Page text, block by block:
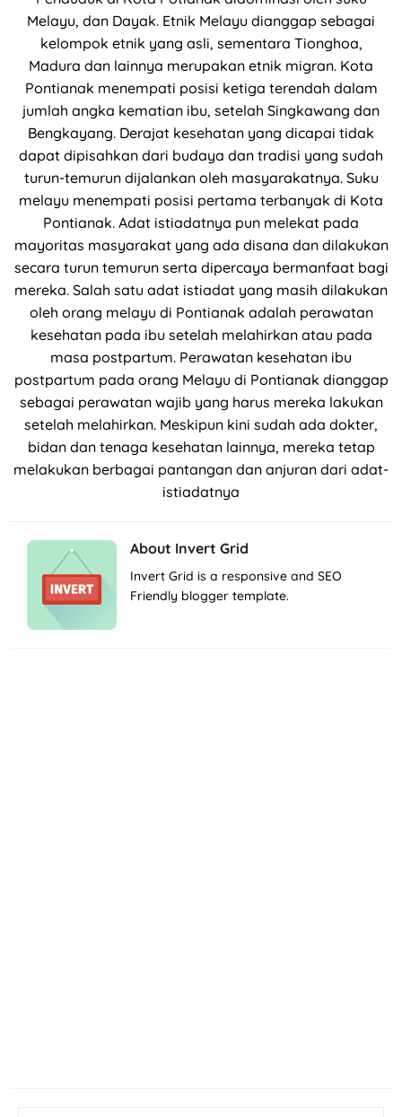
Melayu, dan Dayak. Etnik Melayu dianggap sebagai
kelompok etnik yang asli, sementara Tionghoa,
Madura dan lainnya merupakan etnik migran. Kota
Pontianak menempati posisi ketiga terendah dalam
jumlah angka kematian ibu, setelah Singkawang dan
Bengkayang. Derajat kesehatan yang dicapai tidak
dapat dipisahkan dari budaya dan tradisi yang sudah
turun-temurun dijalankan oleh masyarakatnya. Suku
melayu menempati posisi pertama terbanyak di Kota
Pontianak. Adat istiadatnya pun melekat pada
mayoritas masyarakat yang ada disana dan dilakukan
secara turun temurun serta dipercaya bermanfaat bagi
mereka. Salah satu adat istiadat yang masih dilakukan
oleh orang melayu di Pontianak adalah perawatan
kesehatan pada ibu setelah melahirkan atau pada
masa postpartum. Perawatan kesehatan ibu
postpartum pada orang Melayu di Pontianak dianggap
sebagai perawatan wajib yang harus mereka lakukan
setelah melahirkan. Meskipun kini sudah ada dokter,
bidan dan tenaga kesehatan lainnya, mereka tetap
melakukan berbagai pantangan dan anjuran dari adat-
istiadatnya
About Invert Grid
Invert Grid is a responsive and SEO
Friendly blogger template.